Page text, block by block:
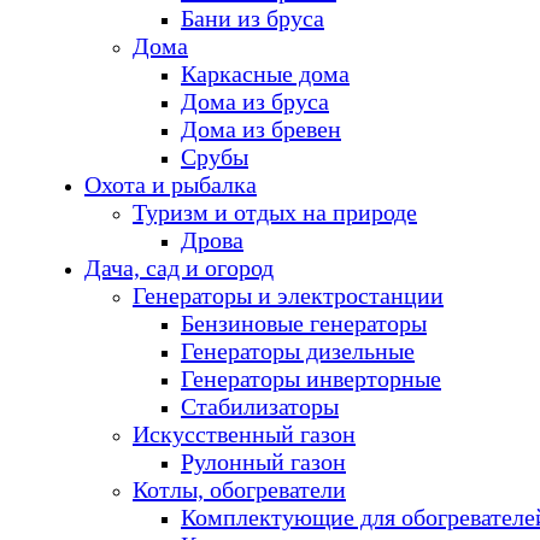
Бани из бруса
Дома
Каркасные дома
Дома из бруса
Дома из бревен
Срубы
Охота и рыбалка
Туризм и отдых на природе
Дрова
Дача, сад и огород
Генераторы и электростанции
Бензиновые генераторы
Генераторы дизельные
Генераторы инверторные
Стабилизаторы
Искусственный газон
Рулонный газон
Котлы, обогреватели
Комплектующие для